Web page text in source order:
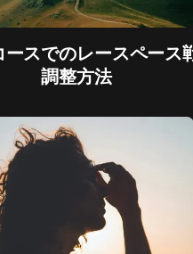
スでのレースペース
調整方法